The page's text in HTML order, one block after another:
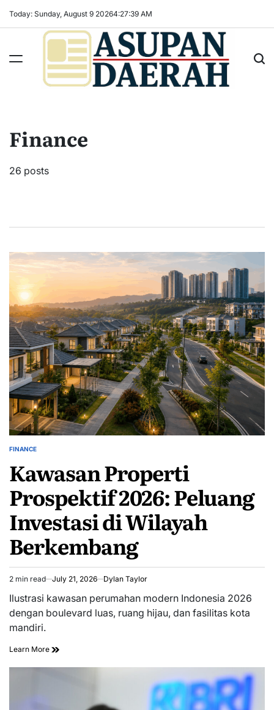
Today: Sunday, August 9 20264:27:41 AM
untuk
Sekitarnya
Finance
26 posts
POSTED
FINANCE
Kawasan Properti
Prospektif 2026: Peluang
Investasi di Wilayah
Berkembang
Estimated
read
time
2 min read July 21, 2026 Dylan Taylor
Ilustrasi kawasan perumahan modern Indonesia 2026
dengan boulevard luas, ruang hijau, dan fasilitas kota
mandiri.
Learn More